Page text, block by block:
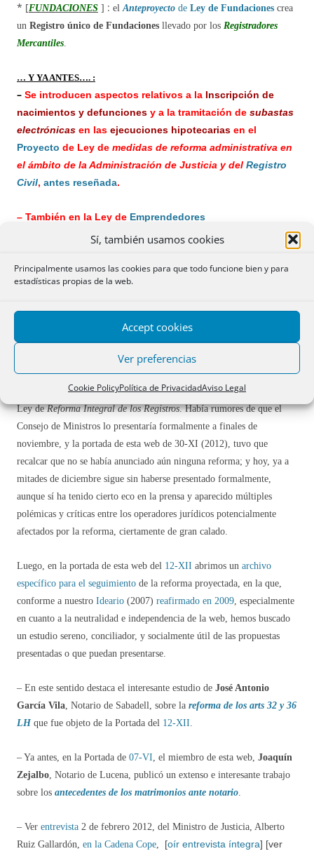
Sí, también usamos cookies
Principalmente usamos las cookies para que todo funcione bien y para
estadísticas propias de la web.
Accept cookies
Ver preferencias
Cookie PolicyPolítica de PrivacidadAviso Legal
* [FUNDACIONES ] : elAnteproyecto de Ley de Fundaciones crea
un Registro único de Fundaciones llevado por los Registradores
Mercantiles.
… Y YA ANTES…. :
– Se introducen aspectos relativos a la Inscripción de
nacimientos y defunciones y a la tramitación de subastas
electrónicas en las ejecuciones hipotecarias en el
Proyecto de Ley de medidas de reforma administrativa en
el ámbito de la Administración de Justicia y del Registro
Civil, antes reseñada.
– También en la Ley de Emprendedores
Igualmente se introducen reformas en lo relativo a la
de
modificación de la LH y del T.R. Ley del Catastro
Inmobiliario
, la web de CC.OO
VERSIÓN
Endiciembre 2012se había difundido de forma más o menos
elborrador (inicial) de Anteproyecto[diciembre 2012] de
Ley deReforma Integral de los Registros. Había rumores de que el
Consejo de Ministros lo presentaría formalmente a finales de
noviembre, y la portada de esta web de 30-XI (2012), tuvo que
recalcar que no se había anunciado aún ninguna reforma; y hoy, ya a
mitades de diciembre sigue sin haberse presentado formalmente,
aunque sí ha tenido cierto eco en la prensa y aparecido múltiples
polémicas y críticas entre los operadores jurídicos potencialmente
afectados por la reforma, ciertamente de gran calado.
Luego, en la portada de esta web del 12-XII abrimos un archivo
específico para el seguimiento de la reforma proyectada, en la que,
conforme a nuestro Ideario (2007) reafirmado en 2009, especialmente
en cuanto a la neutralidad e independencia de la web, hemos buscado
un estudio sereno, conciliador, y socialmente útil de las propuestas
presentadas o que puedan presentarse.
– En este sentido destaca el interesante estudio de José Antonio
García Vila, Notario de Sabadell, sobre la reforma de los arts 32 y 36
LH que fue objeto de la Portada del 12-XII.
– Ya antes, en la Portada de 07-VI, el miembro de esta web, Joaquín
Zejalbo, Notario de Lucena, publicó un extenso e interesante trabajo
sobre los antecedentes de los matrimonios ante notario.
– Ver entrevista 2 de febrero 2012, del Ministro de Justicia, Alberto
Ruiz Gallardón, en la Cadena Cope, [oír entrevista íntegra] [ver